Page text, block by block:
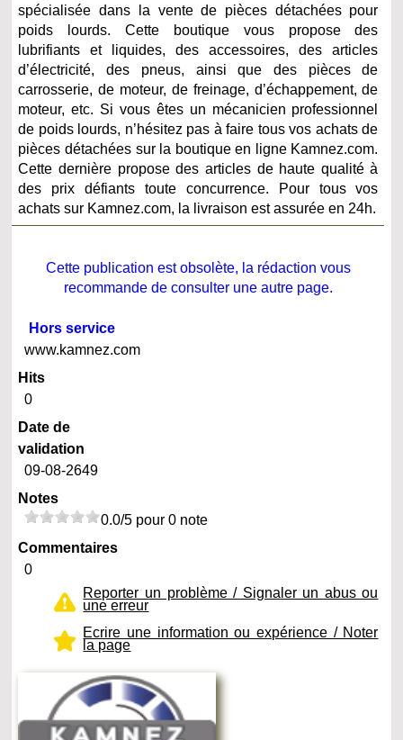
spécialisée dans la vente de pièces détachées pour
poids lourds. Cette boutique vous propose des
lubrifiants et liquides, des accessoires, des articles
d’électricité, des pneus, ainsi que des pièces de
carrosserie, de moteur, de freinage, d’échappement, de
moteur, etc. Si vous êtes un mécanicien professionnel
de poids lourds, n’hésitez pas à faire tous vos achats de
pièces détachées sur la boutique en ligne Kamnez.com.
Cette dernière propose des articles de haute qualité à
des prix défiants toute concurrence. Pour tous vos
achats sur Kamnez.com, la livraison est assurée en 24h.
Cette publication est obsolète, la rédaction vous
recommande de consulter une autre page.
Hors service
www.kamnez.com
Hits
0
Date de
validation
09-08-2649
Notes
0.0/5 pour 0 note
Commentaires
0
Reporter un problème / Signaler un abus ou
une erreur
Ecrire une information ou expérience / Noter
la page